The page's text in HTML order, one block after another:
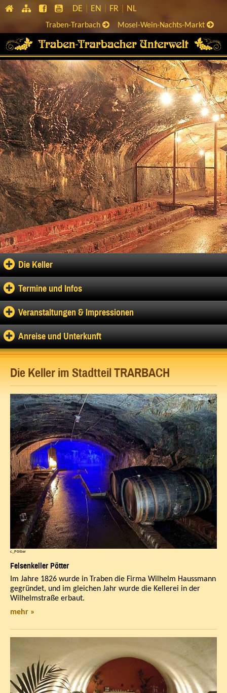
DE EN FR NL
Traben-Trarbach Mosel-Wein-Nachts-Markt
Die Keller
Termine und Infos
Veranstaltungen & Impressionen
Anreise und Unterkunft
Die Keller im Stadtteil TRARBACH
c_Pötter
Felsenkeller Pötter
Im Jahre 1826 wurde in Traben die Firma Wilhelm Haussmann
gegründet, und im gleichen Jahr wurde die Kellerei in der
Wilhelmstraße erbaut.
mehr »